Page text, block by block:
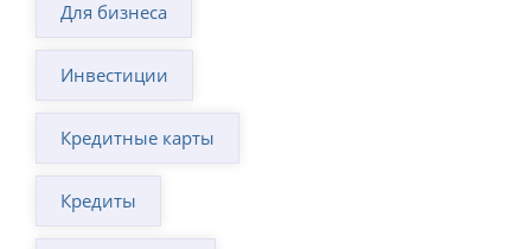
Для бизнеса
Инвестиции
Кредитные карты
Кредиты